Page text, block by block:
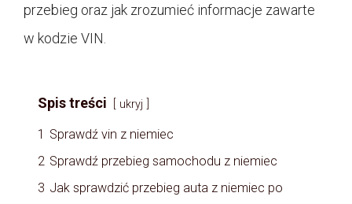
przebieg oraz jak zrozumieć informacje zawarte
w kodzie VIN.
Spis treści ukryj
1 Sprawdź vin z niemiec
2 Sprawdź przebieg samochodu z niemiec
3 Jak sprawdzić przebieg auta z niemiec po